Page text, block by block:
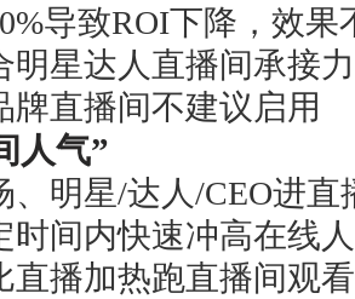
导致ROI下降，效果
明星达人直播间承接
牌直播间不建议启用
人气”
、明星/达人/CEO进直
时间内快速冲高在线
直播加热跑直播间观